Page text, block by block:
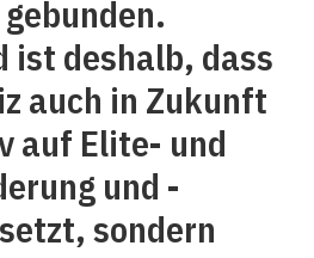
ist deshalb, dass
auch in Zukunft
auf Elite- und
und -
sondern